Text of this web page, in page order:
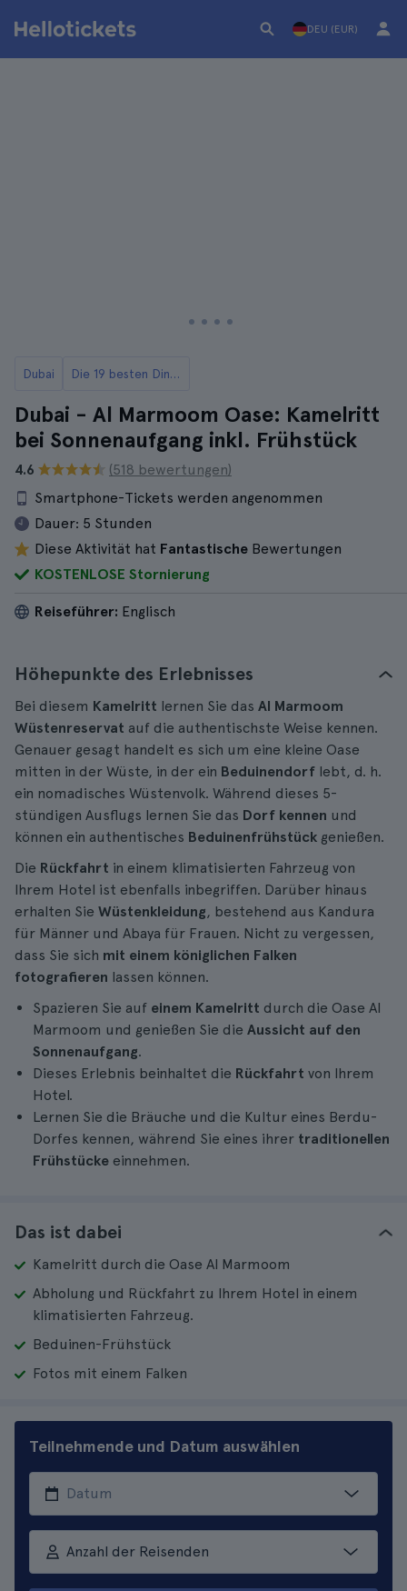
DEU (EUR)
Dubai Die 19 besten Dinge, die man in Dubai tun kann
Dubai - Al Marmoom Oase: Kamelritt
bei Sonnenaufgang inkl. Frühstück
4.6
(518 bewertungen)
Smartphone-Tickets werden angenommen
Dauer: 5 Stunden
Diese Aktivität hat Fantastische Bewertungen
KOSTENLOSE Stornierung
Reiseführer: Englisch
Höhepunkte des Erlebnisses
Bei diesem Kamelritt lernen Sie das Al Marmoom
Wüstenreservat auf die authentischste Weise kennen.
Genauer gesagt handelt es sich um eine kleine Oase
mitten in der Wüste, in der ein Beduinendorf lebt, d. h.
ein nomadisches Wüstenvolk. Während dieses 5-
stündigen Ausflugs lernen Sie das Dorf kennen und
können ein authentisches Beduinenfrühstück genießen.
Die Rückfahrt in einem klimatisierten Fahrzeug von
Ihrem Hotel ist ebenfalls inbegriffen. Darüber hinaus
erhalten Sie Wüstenkleidung, bestehend aus Kandura
für Männer und Abaya für Frauen. Nicht zu vergessen,
dass Sie sich mit einem königlichen Falken
fotografieren lassen können.
Spazieren Sie auf einem Kamelritt durch die Oase Al
Marmoom und genießen Sie die Aussicht auf den
Sonnenaufgang.
Dieses Erlebnis beinhaltet die Rückfahrt von Ihrem
Hotel.
Lernen Sie die Bräuche und die Kultur eines Berdu-
Dorfes kennen, während Sie eines ihrer traditionellen
Frühstücke einnehmen.
Das ist dabei
Kamelritt durch die Oase Al Marmoom
Abholung und Rückfahrt zu Ihrem Hotel in einem
klimatisierten Fahrzeug.
Beduinen-Frühstück
Fotos mit einem Falken
Teilnehmende und Datum auswählen
Anzahl der Reisenden